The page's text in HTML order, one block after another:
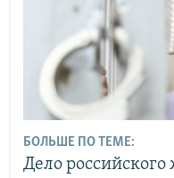
БОЛЬШЕ ПО ТЕМЕ:
Дело